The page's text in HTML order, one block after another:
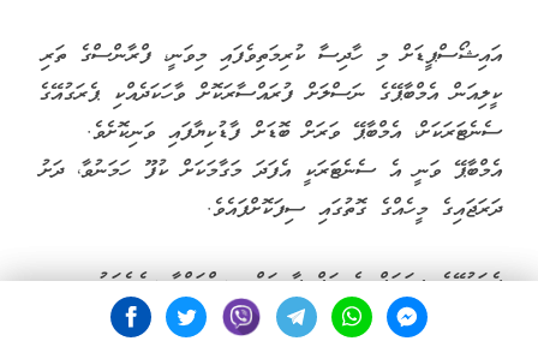
އައިޝޯސްޕީޑަށް މި ހާދިސާ ކުރިމަތިވެފައި މިވަނީ، ފްރާންސްގެ ތަރި
ކީލިއަން އެމްބާޕޭގެ ނަސްލަށް ފުރައްސާރަކޮށް ވާހަކަދެއްކި ޕެރަގުއޭގެ
ސެނެޓަރަކަށް، އެމްބާޕޭ ވަރަށް ބޮޑަށް ފާޑުކިޔާފައި ވަނިކޮށެވެ.
އެމްބާޕޭ ވަނީ އެ ސެނެޓަރަކީ އެފަދަ މަގާމަކަށް ކުފޫ ހަމަނުވާ، ދަށު
ދަރަޖައިގެ މީހެއްގެ ގޮތުގައި ސިފަކޮށްފައެވެ.
ޕެރަގުއޭގެ ލިބަރަލް ރެޑިކަލް ޕާޓީއަށް ނިސްބަތްވާ ސެނެޓަރު
ސެލެސްޓޭ އަމަރީޔާ، އެމްބާޕޭއާ ބެހޭގޮތުން ނަސްލީ ތަފާތުކުރުމުގެ